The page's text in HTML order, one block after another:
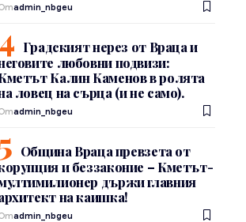
admin_nbgeu
Градският нерез от Враца и
любовни подвизи:
Калин Каменов в ролята
ловец на сърца (и не само).
admin_nbgeu
Община Враца превзета от
и беззаконие – Кметът-
държи главния
на каишка!
admin_nbgeu